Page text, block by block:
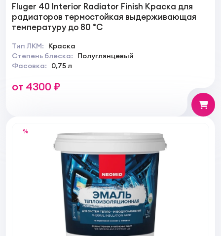
Fluger 40 Interior Radiator Finish Краска для
радиаторов термостойкая выдерживающая
температуру до 80 °C
Тип ЛКМ:
Краска
Степень блеска:
Полуглянцевый
Фасовка:
0,75 л
от 4300 ₽
%